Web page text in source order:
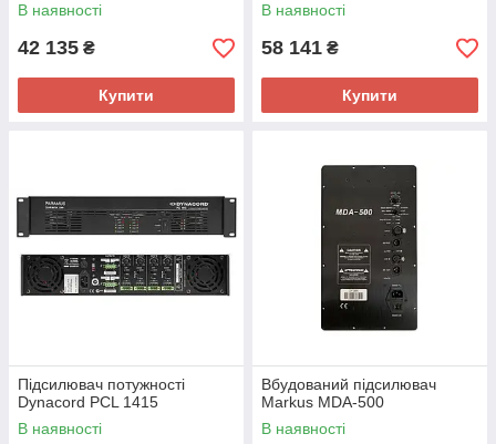
В наявності
42 135 ₴
Купити
В наявності
58 141 ₴
Купити
Підсилювач потужності
Dynacord PCL 1415
В наявності
Вбудований підсилювач
Markus MDA-500
В наявності